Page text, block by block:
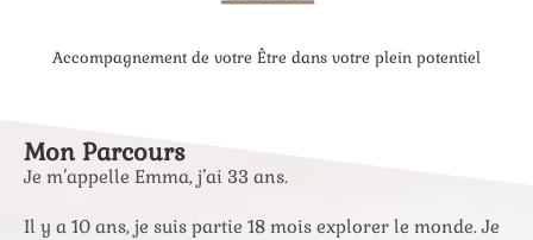
Accompagnement de votre Être dans votre plein potentiel
Mon Parcours
Je m’appelle Emma, j’ai 33 ans.
Il y a 10 ans, je suis partie 18 mois explorer le monde. Je